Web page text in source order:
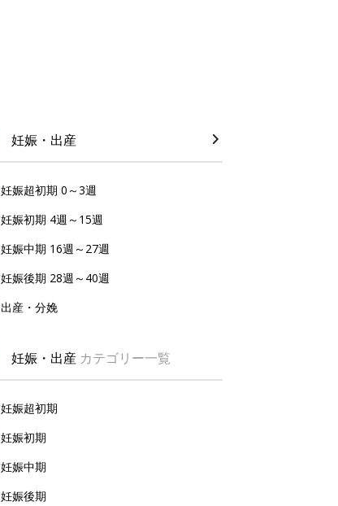
妊娠・出産
妊娠超初期 0～3週
妊娠初期 4週～15週
妊娠中期 16週～27週
妊娠後期 28週～40週
出産・分娩
妊娠・出産 カテゴリー一覧
妊娠超初期
妊娠初期
妊娠中期
妊娠後期